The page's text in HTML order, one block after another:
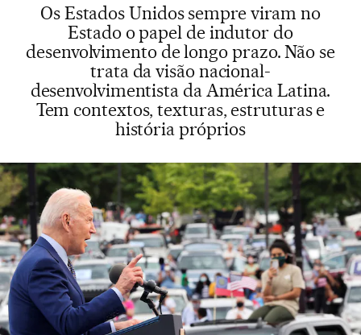
Os Estados Unidos sempre viram no
Estado o papel de indutor do
desenvolvimento de longo prazo. Não se
trata da visão nacional-
desenvolvimentista da América Latina.
Tem contextos, texturas, estruturas e
história próprios